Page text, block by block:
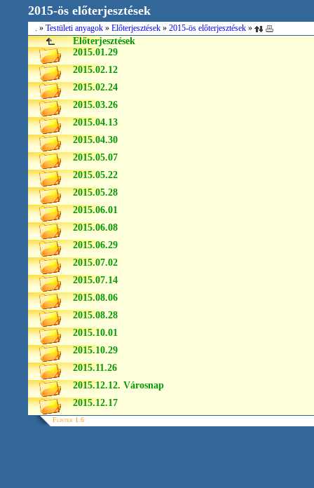
2015-ös előterjesztések
. » Testületi anyagok » Előterjesztések » 2015-ös előterjesztések »
Előterjesztések
2015.01.29
2015.02.12
2015.02.24
2015.03.26
2015.04.13
2015.04.30
2015.05.07
2015.05.22
2015.05.28
2015.06.01
2015.06.08
2015.06.29
2015.07.02
2015.07.14
2015.08.06
2015.08.28
2015.10.01
2015.10.29
2015.11.26
2015.12.12. Városnap
2015.12.17
Flister 1.6